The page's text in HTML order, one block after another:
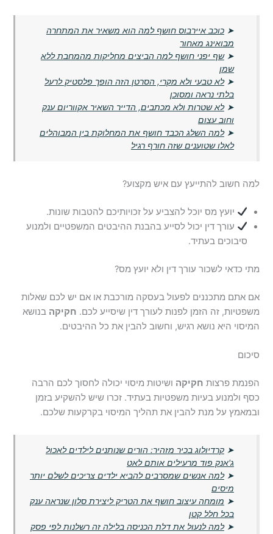
➤כוכב איירבוס חושף למה הוא משאיר את המתחרה
מבואינג מאחור
➤שף יפני חושף למה הביצים מחליקות מהמחבת ללא
שמן
➤לא טבעי ולא מקרי, הסרטן הזה הופך פלסטיק לרעל
בלתי נראה ומסוכן
➤לא שטרות ולא מכתבים, הדייר השאיר אקווריום ענק
וחוב עצום
➤למה השלג הכבד חושף את המחלוקת בין המבוהלים
לאלו שטוענים שזה חורף רגיל
למה חשוב להתייעץ עם איש מקצוע?
יועץ מס יוכל להצביע על זכויותיכם להטבות שונות.
עורך דין יכול לסייע בהבנת ההיבטים המשפטיים ולמנוע
סיבוכים בעתיד.
מתי כדאי לשכור עורך דין ולא יועץ מס?
אם אתם מתכננים לפעול בעסקה מורכבת או אם יש לכם שאלות
משפטיות, זה הזמן לפנות לעורך דין שיסייע לכם. חקיקה בנושא
המיסוי היא נושא רגיש, וחשוב להבין את כל ההיבטים.
סיכום
הפנמת פרצות חקיקה ושיטות מיסוי יכולה לחסוך לכם הרבה
כסף ולמנוע בעיות משפטיות בעתיד. זכרו שיש להשקיע בזמן
ובמאמץ על מנת להבין את תהליך המיסוי בקרקעות שלכם.
➤קרדיולוג בכיר מזהיר: הורים שנותנים לילדים לאכול
ג'אנק פוד מרעילים אותם לאט
➤למה אנשים שמסרבים להביא ילדים צריכים לשלם יותר
מיסים
➤ מומחה עיצוב חושף את הטריק ליצירת סלון שנראה ענק
בכל חלל קטן
➤למה לנעול את דלת הכניסה בלילה זה רשלנות לפי פסק